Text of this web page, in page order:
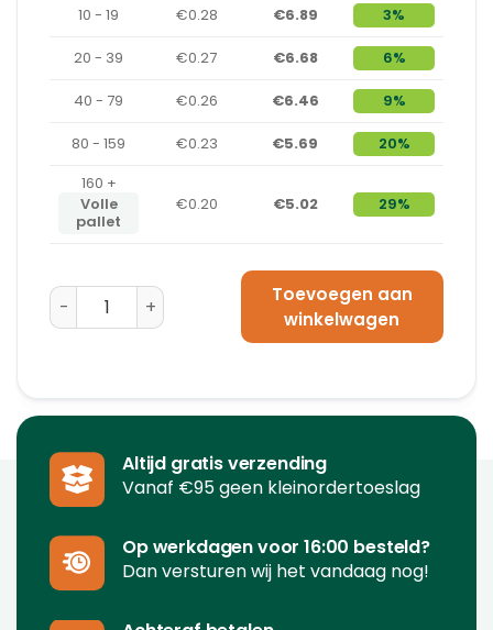
10 - 19
€0.28 €6.89 3%
20 - 39 €0.27 €6.68 6%
40 - 79 €0.26 €6.46 9%
80 - 159 €0.23 €5.69
20%
160 +
Volle
pallet
€0.20 €5.02 29%
Hoekprofielen 500 x 300 x 3 mm aantal
Toevoegen aan
winkelwagen
Altijd gratis verzending
Vanaf €95 geen kleinordertoeslag
Op werkdagen voor 16:00 besteld?
Dan versturen wij het vandaag nog!